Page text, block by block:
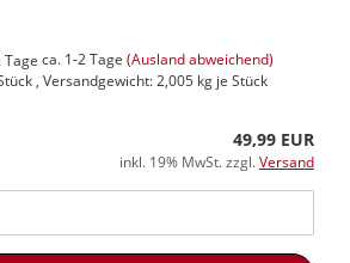
ca. 1-2 Tage (Ausland abweichend)
, Versandgewicht:2,005 kg je Stück
49,99 EUR
inkl. 19% MwSt. zzgl.Versand